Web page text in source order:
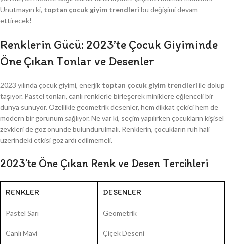
Unutmayın ki, toptan çocuk giyim trendleri bu değişimi devam
ettirecek!
Renklerin Gücü: 2023’te Çocuk Giyiminde
Öne Çıkan Tonlar ve Desenler
2023 yılında çocuk giyimi, enerjik toptan çocuk giyim trendleri ile dolup
taşıyor. Pastel tonları, canlı renklerle birleşerek miniklere eğlenceli bir
dünya sunuyor. Özellikle geometrik desenler, hem dikkat çekici hem de
modern bir görünüm sağlıyor. Ne var ki, seçim yapılırken çocukların kişisel
zevkleri de göz önünde bulundurulmalı. Renklerin, çocukların ruh hali
üzerindeki etkisi göz ardı edilmemeli.
2023’te Öne Çıkan Renk ve Desen Tercihleri
RENKLER DESENLER
Pastel Sarı Geometrik
Canlı Mavi Çiçek Deseni